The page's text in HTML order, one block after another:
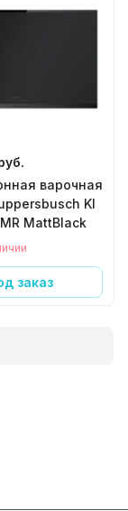
варочная
KI
MattBlack
заказ